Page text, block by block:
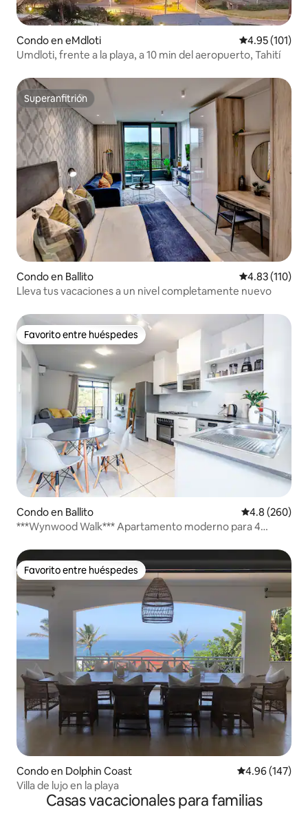
Condo en eMdloti Calificación
4.95 (101)
Umdloti, frente a la playa, a 10 min del aeropuerto, Tahití
Superanfitrión
Superanfitrión
Condo en Ballito Calificación
4.83 (110)
Lleva tus vacaciones a un nivel completamente nuevo
Favorito entre huéspedes
Favorito entre huéspedes
Condo en Ballito Calificación
4.8 (260)
***Wynwood Walk*** Apartamento moderno para 4
Favorito entre huéspedes
Favorito entre huéspedes
Condo en Dolphin Coast Calificación
4.96 (147)
Villa de lujo en la playa
Casas vacacionales para familias